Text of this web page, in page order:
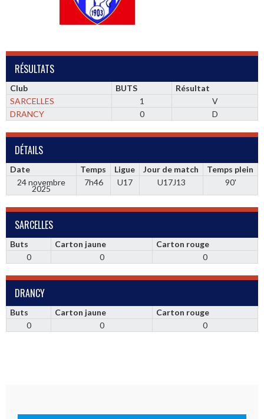
RÉSULTATS
Club BUTS
Résultat
SARCELLES
1
V
DRANCY
0 D
DÉTAILS
Date Temps Ligue Jour de match
Temps plein
24 novembre
2025
7h46 U17 U17J13 90'
SARCELLES
Buts Carton jaune
Carton rouge
0
0 0
DRANCY
Buts Carton jaune
Carton rouge
0
0 0